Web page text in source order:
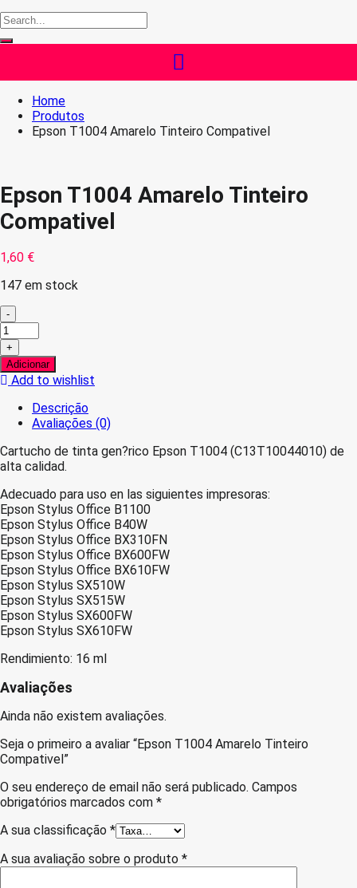
Home
Produtos
Epson T1004 Amarelo Tinteiro Compativel
Epson T1004 Amarelo Tinteiro
Compativel
1,60 €
147 em stock
-
Quantidade
de
Epson
T1004
Amarelo
Tinteiro
Compativel
+
Adicionar
Add to wishlist
Descrição
Avaliações (0)
Cartucho de tinta gen?rico Epson T1004 (C13T10044010) de
alta calidad.
Adecuado para uso en las siguientes impresoras:
Epson Stylus Office B1100
Epson Stylus Office B40W
Epson Stylus Office BX310FN
Epson Stylus Office BX600FW
Epson Stylus Office BX610FW
Epson Stylus SX510W
Epson Stylus SX515W
Epson Stylus SX600FW
Epson Stylus SX610FW
Rendimiento: 16 ml
Avaliações
Ainda não existem avaliações.
Seja o primeiro a avaliar “Epson T1004 Amarelo Tinteiro
Compativel”
O seu endereço de email não será publicado. Campos
obrigatórios marcados com *
A sua classificação *
A sua avaliação sobre o produto *